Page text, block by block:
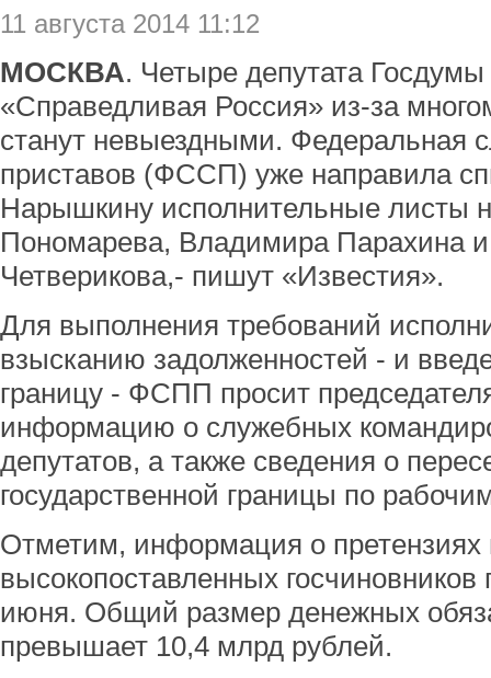
11 августа 2014 11:12
МОСКВА. Четыре депутата Госдумы
«Справедливая Россия» из-за
станут невыездными. Федеральная
приставов (ФССП) уже направила
Нарышкину исполнительные листы
Пономарева, Владимира Парахина
Четверикова,- пишут «Известия».
Для выполнения требований
взысканию задолженностей - и
границу - ФСПП просит
информацию о служебных
депутатов, а также сведения о
государственной границы по
Отметим, информация о претензиях
высокопоставленных
июня. Общий размер денежных
превышает 10,4 млрд рублей.